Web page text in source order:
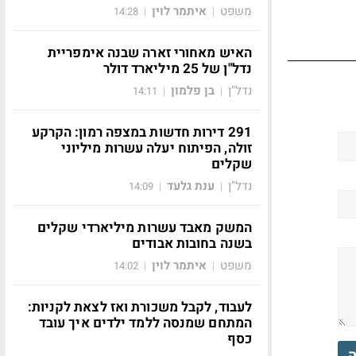
משפט | איתמר לוין |
14:28
האיש מאחורי זארה שבנה אימפריית
נדל"ן של 25 מיליארד דולר
נדל"ן | בן פלמון |
14:11
291 דירות חדשות במצפה רמון: הקרקע
זולה, הפיתוח יעלה עשרות מיליוני
שקלים
נדל"ן | ענת גלעד |
14:09
המשק מאבד עשרות מיליארדי שקלים
בשנה בחובות אבודים
משפט | איתמר לוין |
14:02
לעבוד, לקבל משכורת ואז לצאת לקניות:
המתחם שמנסה ללמד ילדים איך עובד
כסף